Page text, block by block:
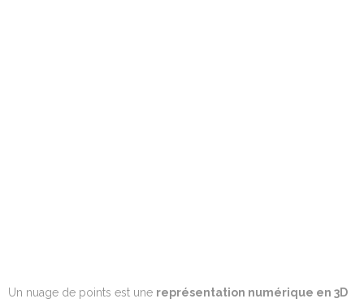
Un nuage de points est une représentation numérique en 3D